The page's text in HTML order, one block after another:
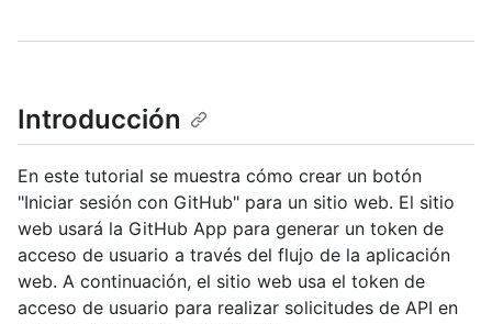
Introducción
En este tutorial se muestra cómo crear un botón
"Iniciar sesión con GitHub" para un sitio web. El sitio
web usará la GitHub App para generar un token de
acceso de usuario a través del flujo de la aplicación
web. A continuación, el sitio web usa el token de
acceso de usuario para realizar solicitudes de API en